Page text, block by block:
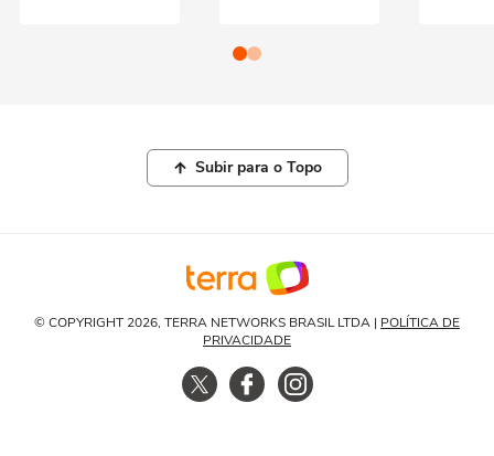
Subir para o Topo
© COPYRIGHT 2026, TERRA NETWORKS BRASIL LTDA | POLÍTICA DE
PRIVACIDADE